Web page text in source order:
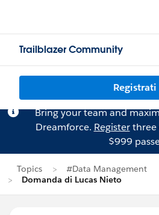
Trailblazer Community
Registrati
Bring your team and
Dreamforce. Registerthree
$999
Topics
#Data Management
Domanda di Lucas Nieto